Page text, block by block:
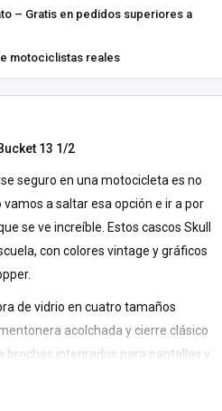
– Gratis en pedidos superiores a
motociclistas reales
13 1/2
seguro en una motocicleta es no
a saltar esa opción e ir a por
se ve increíble. Estos cascos Skull
con colores vintage y gráficos
de vidrio en cuatro tamaños
acolchada y cierre clásico
broches integrados para pantallas y